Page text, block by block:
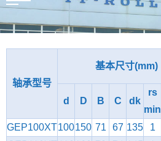
轴承型号
基本尺寸(mm)
d D B C dk
rs
min
GEP100XT100150 71 67 135 1